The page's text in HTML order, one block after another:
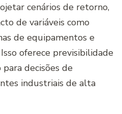
cenários de retorno,
de variáveis como
de equipamentos e
oferece previsibilidade
decisões de
industriais de alta